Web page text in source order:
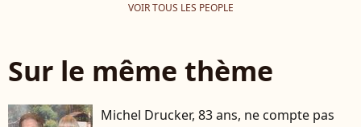
VOIR TOUS LES PEOPLE
Sur le même thème
Michel Drucker, 83 ans, ne compte pas